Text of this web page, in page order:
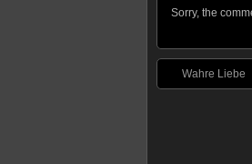
Sorry, the
Wahre Liebe